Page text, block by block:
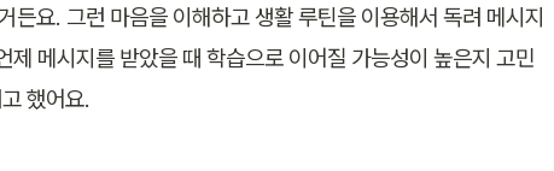
든요. 그런 마음을 이해하고 생활 루틴을 이용해서 독려 메시지
제 메시지를 받았을 때 학습으로 이어질 가능성이 높은지 고민
했어요.